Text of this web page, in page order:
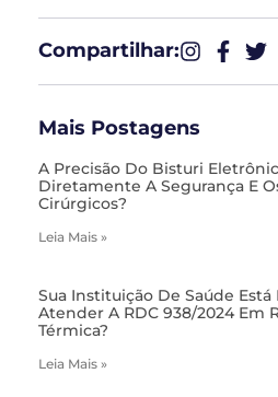
Compartilhar:​
Mais Postagens
A Precisão Do Bisturi
Diretamente A Segurança E
Cirúrgicos?
Leia Mais »
Sua Instituição De Saúde Está
Atender A RDC 938/2024 Em
Térmica?
Leia Mais »